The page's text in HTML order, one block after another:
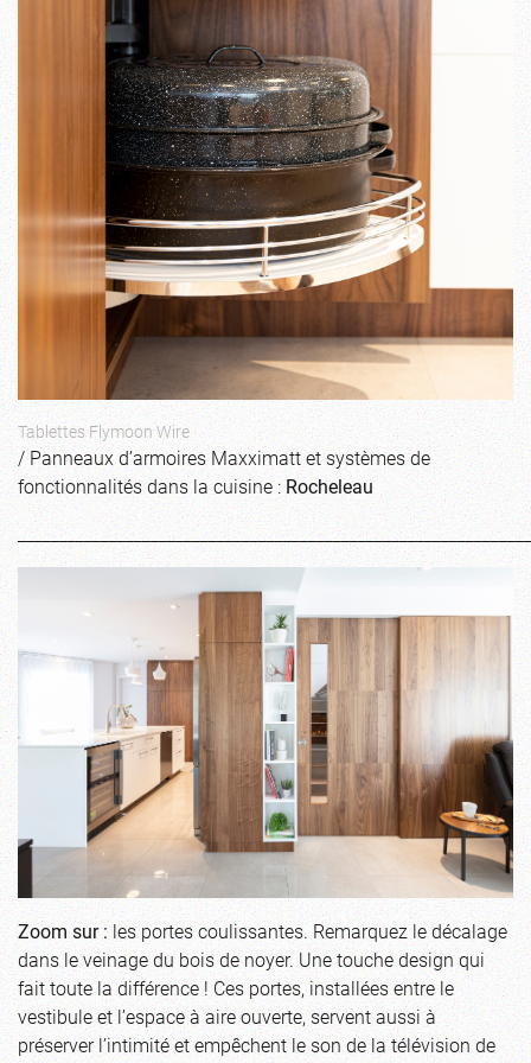
Tablettes Flymoon Wire
/ Panneaux d’armoires Maxximatt et systèmes de
fonctionnalités dans la cuisine :Rocheleau
Zoom sur :les portes coulissantes. Remarquez le décalage
dans le veinage du bois de noyer. Une touche design qui
fait toute la différence ! Ces portes, installées entre le
vestibule et l’espace à aire ouverte, servent aussi à
préserver l’intimité et empêchent le son de la télévision de